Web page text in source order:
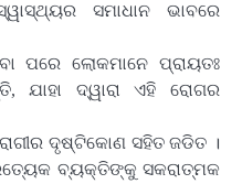
ସମାଧାନ ଭାବରେ
ପରେ ଲୋକମାନେ ପ୍ରାୟତଃ
ଯାହା ଦ୍ୱାରା ଏହି ରୋଗର
ଦୃଷ୍ଟିକୋଣ ସହିତ ଜଡିତ ।
ବ୍ୟକ୍ତିଙ୍କୁ ସକରାତ୍ମକ